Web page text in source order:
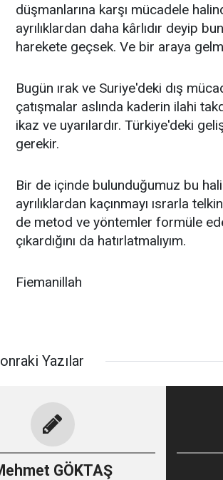
düşmanlarına karşı mücadele
ayrılıklardan daha kârlıdır deyip
harekete geçsek. Ve bir araya
Bugün ırak ve Suriye'deki dış
çatışmalar aslında kaderin ilahi
ikaz ve uyarılardır. Türkiye'deki
gerekir.
Bir de içinde bulunduğumuz bu
ayrılıklardan kaçınmayı ısrarla
de metod ve yöntemler formüle
çıkardığını da hatırlatmalıyım.
Fiemanillah
Yazılar
GÖKTAŞ